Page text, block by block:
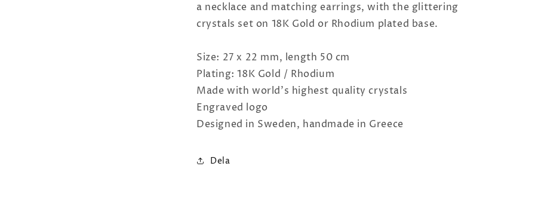
a necklace and matching earrings, with the glittering
crystals set on 18K Gold or Rhodium plated base.
Size: 27 x 22 mm, length 50 cm
Plating: 18K Gold / Rhodium
Made with world’s highest quality crystals
Engraved logo
Designed in Sweden, handmade in Greece
Dela